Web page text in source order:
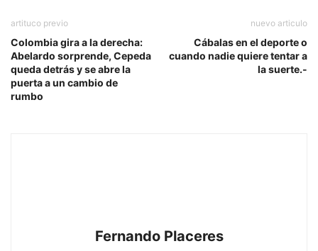
artituco previo
Colombia gira a la derecha:
Abelardo sorprende, Cepeda
queda detrás y se abre la
puerta a un cambio de
rumbo
nuevo articulo
Cábalas en el deporte o
cuando nadie quiere tentar a
la suerte.-
Fernando Placeres